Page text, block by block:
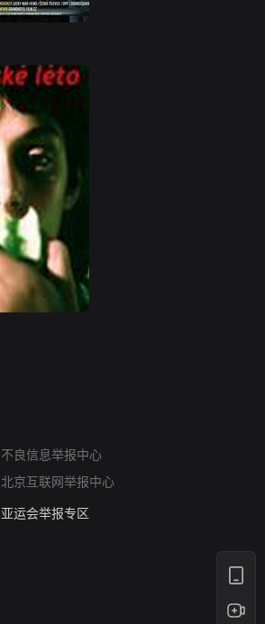
不良信息举报中心
北京互联网举报中心
算法推荐专项举报
亚运会举报专区